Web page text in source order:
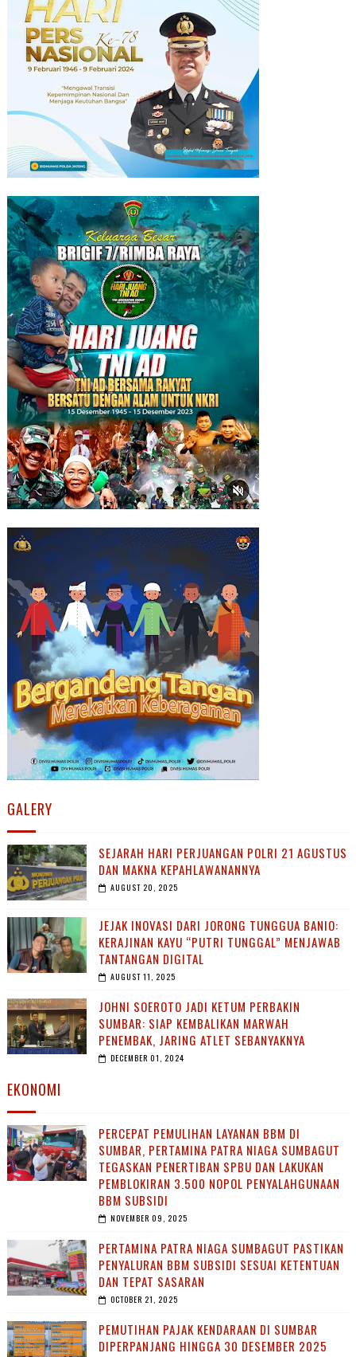
GALERY
SEJARAH HARI PERJUANGAN POLRI 21 AGUSTUS
DAN MAKNA KEPAHLAWANANNYA
AUGUST 20, 2025
JEJAK INOVASI DARI JORONG TUNGGUA BANIO:
KERAJINAN KAYU “PUTRI TUNGGAL” MENJAWAB
TANTANGAN DIGITAL
AUGUST 11, 2025
JOHNI SOEROTO JADI KETUM PERBAKIN
SUMBAR: SIAP KEMBALIKAN MARWAH
PENEMBAK, JARING ATLET SEBANYAKNYA
DECEMBER 01, 2024
EKONOMI
PERCEPAT PEMULIHAN LAYANAN BBM DI
SUMBAR, PERTAMINA PATRA NIAGA SUMBAGUT
TEGASKAN PENERTIBAN SPBU DAN LAKUKAN
PEMBLOKIRAN 3.500 NOPOL PENYALAHGUNAAN
BBM SUBSIDI
NOVEMBER 09, 2025
PERTAMINA PATRA NIAGA SUMBAGUT PASTIKAN
PENYALURAN BBM SUBSIDI SESUAI KETENTUAN
DAN TEPAT SASARAN
OCTOBER 21, 2025
PEMUTIHAN PAJAK KENDARAAN DI SUMBAR
DIPERPANJANG HINGGA 30 DESEMBER 2025